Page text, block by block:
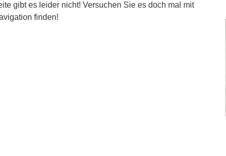
gibt es leider nicht! Versuchen Sie es doch mal mit
finden!